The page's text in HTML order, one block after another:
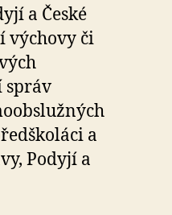
a České
výchovy či
správ
a
Podyjí a